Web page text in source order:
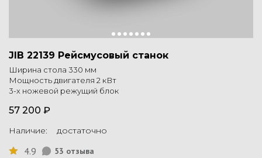
JIB 22139 Рейсмусовый станок
Ширина стола 330 мм
Мощность двигателя 2 кВт
3-х ножевой режущий блок
57 200 ₽
Наличие: достаточно
4.9 53 отзыва